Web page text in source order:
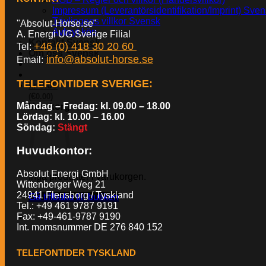
Impressum (Leverantörsidentifikation/Imprint)
Tävlingens villkor Svensk
Avbryt köp
Kontakt Svensk
Om oss Svensk
kr0.00
Varukorg
Inga produkter i varukorgen.
Gå tillbaka till butiken
"Absolut-Horse.se"
A. Energi UG Sverige Filial
Tel: +46 (0) 418 30 20 60
Email: info@absolut-horse.se
TELEFONTIDER SVERIGE:
Måndag – Fredag: kl. 09.00 – 18.00
Lördag: kl. 10.00 – 16.00
Söndag: Stängt
Huvudkontor:
Absolut Energi GmbH
Wittenberger Weg 21
24941 Flensborg / Tyskland
Tel.: +49 461 9787 9191
Fax: +49-461-9787 9190
Int. momsnummer DE 276 840 152
TELEFONTIDER TYSKLAND